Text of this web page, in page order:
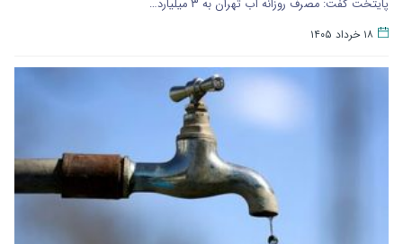
پایتخت گفت: مصرف روزانه آب تهران به ۳ میلیارد…
۱۸ خرداد ۱۴۰۵